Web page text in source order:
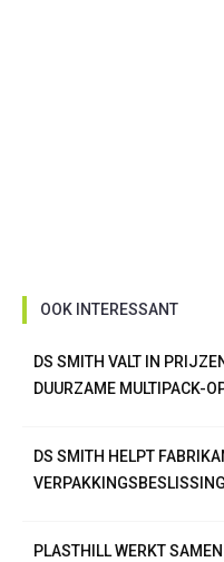
OOK INTERESSANT
DS SMITH VALT IN
DUURZAME MULTIPACK-
DS SMITH HELPT
PLASTHILL WERKT